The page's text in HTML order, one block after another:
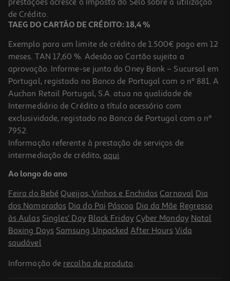
8,00 €
Promoção
Colutório Vitis Sensitive 500ml
19.86 €/Lt
9,93 €
prestações acresce o Imposto do Selo sobre a utilização
de Crédito.
TAEG DO CARTÃO DE CRÉDITO: 18,4 %
Exemplo para um limite de crédito de 1.500€ pago em 12
meses. TAN 17,60 %. Adesão ao Cartão sujeita a
aprovação. Informe-se junto do Oney Bank – Sucursal em
Portugal, registado no Banco de Portugal com o nº 881. A
Auchan Retail Portugal, S.A. atua na qualidade de
Intermediário de Crédito a título acessório com
exclusividade, registado no Banco de Portugal com o nº
7952.
Informação referente à prestação de serviços de
intermediação de crédito, aqui.
Ao longo do ano
Feira do Bebé Queijos, Vinhos e Enchidos Carnaval Dia
dos Namorados Dia do Pai Páscoa Dia da Mãe Regresso
às Aulas Singles' Day Black Friday Cyber Monday Natal
Boxing Days Samsung Unpacked After Hours Vida
saudável
Informação de recolha de produto.